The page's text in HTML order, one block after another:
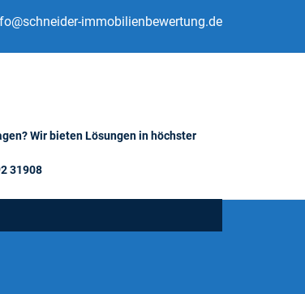
immobilienbewertung.de
Wir bieten Lösungen in höchster
31908